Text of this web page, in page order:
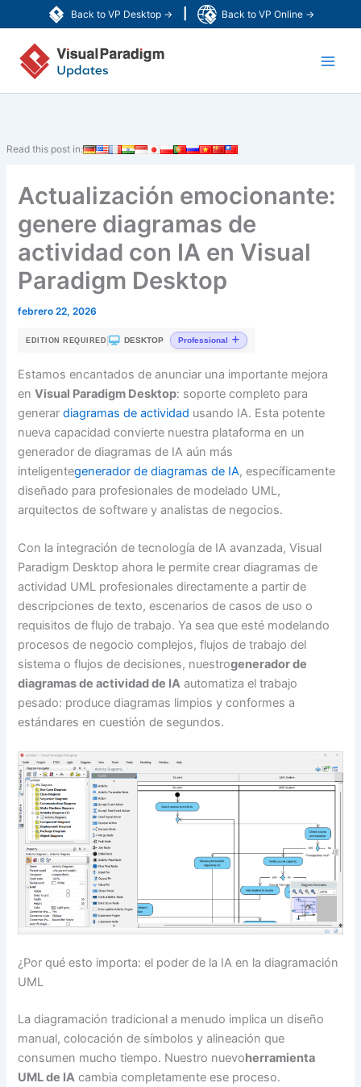
Back to VP Desktop → Back to VP Online →
al
contenido
Read this post in:
Actualización emocionante:
genere diagramas de
actividad con IA en Visual
Paradigm Desktop
febrero 22, 2026
EDITION REQUIRED | DESKTOP Professional
Estamos encantados de anunciar una importante mejora
enVisual Paradigm Desktop: soporte completo para
generardiagramas de actividad usando IA. Esta potente
nueva capacidad convierte nuestra plataforma en un
generador de diagramas de IA aún más
inteligentegenerador de diagramas de IA, específicamente
diseñado para profesionales de modelado UML,
arquitectos de software y analistas de negocios.
Con la integración de tecnología de IA avanzada, Visual
Paradigm Desktop ahora le permite crear diagramas de
actividad UML profesionales directamente a partir de
descripciones de texto, escenarios de casos de uso o
requisitos de flujo de trabajo. Ya sea que esté modelando
procesos de negocio complejos, flujos de trabajo del
sistema o flujos de decisiones, nuestrogenerador de
diagramas de actividad de IA automatiza el trabajo
pesado: produce diagramas limpios y conformes a
estándares en cuestión de segundos.
¿Por qué esto importa: el poder de la IA en la diagramación
UML
La diagramación tradicional a menudo implica un diseño
manual, colocación de símbolos y alineación que
consumen mucho tiempo. Nuestro nuevoherramienta
UML de IA cambia completamente ese proceso.